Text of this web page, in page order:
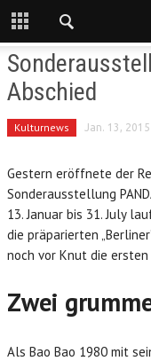
Abschied
Kulturnews Jan. 13, 2015
Gestern eröffnete der
Sonderausstellung
13. Januar bis 31. July
die präparierten
noch vor Knut die
Zwei
Als Bao Bao 1980 mit